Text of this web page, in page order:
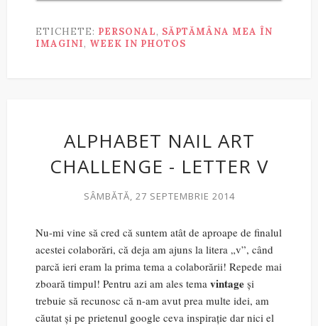
ETICHETE: PERSONAL, SĂPTĂMÂNA MEA ÎN
IMAGINI, WEEK IN PHOTOS
ALPHABET NAIL ART
CHALLENGE - LETTER V
SÂMBĂTĂ, 27 SEPTEMBRIE 2014
Nu-mi vine să cred că suntem atât de aproape de finalul
acestei colaborări, că deja am ajuns la litera „v”, când
parcă ieri eram la prima tema a colaborării! Repede mai
zboară timpul! Pentru azi am ales tema vintage și
trebuie să recunosc că n-am avut prea multe idei, am
căutat și pe prietenul google ceva inspirație dar nici el